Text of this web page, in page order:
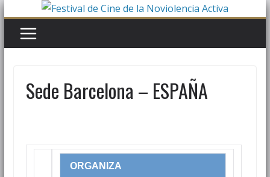
Saltar
contenido
Sede Barcelona – ESPAÑA
ORGANIZA